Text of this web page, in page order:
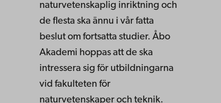
naturvetenskaplig inriktning och
de flesta ska ännu i vår fatta
beslut om fortsatta studier. Åbo
Akademi hoppas att de ska
intressera sig för utbildningarna
vid fakulteten för
naturvetenskaper och teknik.